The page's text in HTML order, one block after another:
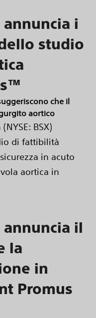
i
studio
che il
aortico
BSX)
di fattibilità
in acuto
aortica in
annuncia il
la
in
Promus